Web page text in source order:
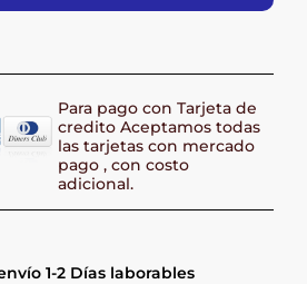
Para pago con Tarjeta de
credito Aceptamos todas
las tarjetas con mercado
pago , con costo
adicional.
1-2 Días laborables